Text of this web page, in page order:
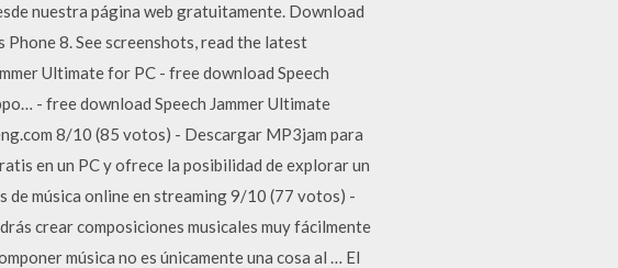
nuestra página web gratuitamente. Download
8. See screenshots, read the latest
Ultimate for PC - free download Speech
- free download Speech Jammer Ultimate
8/10 (85 votos) - Descargar MP3jam para
en un PC y ofrece la posibilidad de explorar un
de música online en streaming 9/10 (77 votos) -
crear composiciones musicales muy fácilmente
música no es únicamente una cosa al … El